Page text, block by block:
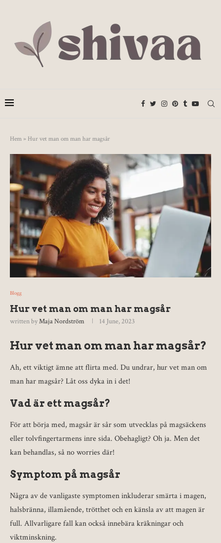
Hem» Hur vet man om man har magsår
Blogg
Hur vet man om man har magsår
written byMaja Nordström 14 June, 2023
Hur vet man om man har magsår?
Ah, ett viktigt ämne att flirta med. Du undrar, hur vet man om
man har magsår? Låt oss dyka in i det!
Vad är ett magsår?
För att börja med, magsår är sår som utvecklas på magsäckens
eller tolvfingertarmens inre sida. Obehagligt? Oh ja. Men det
kan behandlas, så no worries där!
Symptom på magsår
Några av de vanligaste symptomen inkluderar smärta i magen,
halsbränna, illamående, trötthet och en känsla av att magen är
full. Allvarligare fall kan också innebära kräkningar och
viktminskning.